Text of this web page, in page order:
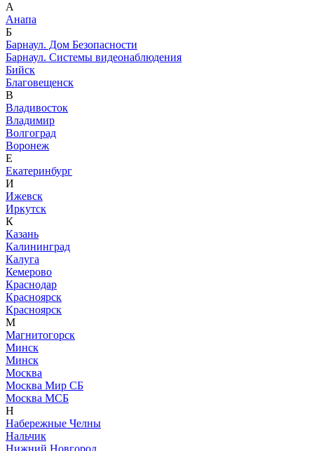
А
Анапа
Б
Барнаул. Дом Безопасности
Барнаул. Системы видеонаблюдения
Бийск
Благовещенск
В
Владивосток
Владимир
Волгоград
Воронеж
Е
Екатеринбург
И
Ижевск
Иркутск
К
Казань
Калининград
Калуга
Кемерово
Краснодар
Красноярск
Красноярск
М
Магнитогорск
Минск
Минск
Москва
Москва Мир СБ
Москва МСБ
Н
Набережные Челны
Нальчик